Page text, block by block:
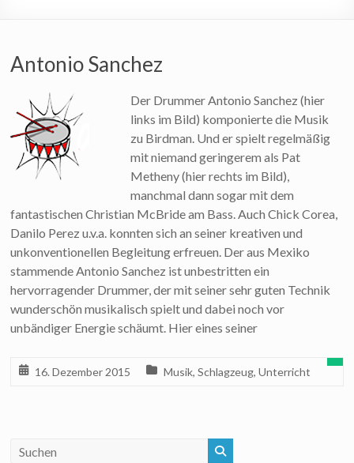
Antonio Sanchez
Der Drummer Antonio Sanchez (hier
links im Bild) komponierte die Musik
zu Birdman. Und er spielt regelmäßig
mit niemand geringerem als Pat
Metheny (hier rechts im Bild),
manchmal dann sogar mit dem
fantastischen Christian McBride am Bass. Auch Chick Corea,
Danilo Perez u.v.a. konnten sich an seiner kreativen und
unkonventionellen Begleitung erfreuen. Der aus Mexiko
stammende Antonio Sanchez ist unbestritten ein
hervorragender Drummer, der mit seiner sehr guten Technik
wunderschön musikalisch spielt und dabei noch vor
unbändiger Energie schäumt. Hier eines seiner
16. Dezember 2015 Musik,Schlagzeug,Unterricht